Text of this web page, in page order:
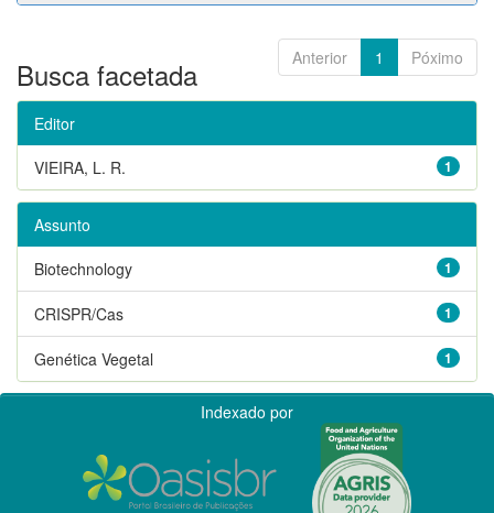
Anterior 1 Póximo
Busca facetada
Editor
1
VIEIRA, L. R.
Assunto
1
Biotechnology
1
CRISPR/Cas
1
Genética Vegetal
Indexado por